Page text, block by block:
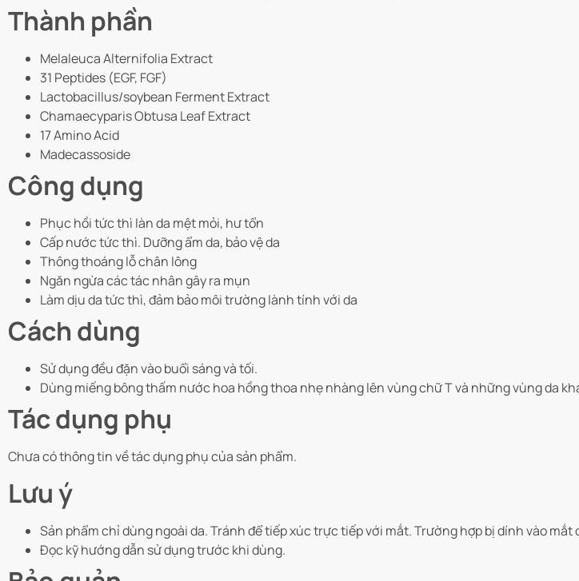
Thành phần
Melaleuca Alternifolia Extract
31 Peptides (EGF, FGF)
Lactobacillus/soybean Ferment Extract
Chamaecyparis Obtusa Leaf Extract
17 Amino Acid
Madecassoside
Công dụng
Phục hồi tức thì làn da mệt mỏi, hư tổn
Cấp nước tức thì. Dưỡng ẩm da, bảo vệ da
Thông thoáng lỗ chân lông
Ngăn ngừa các tác nhân gây ra mụn
Làm dịu da tức thì, đảm bảo môi trường lành tính với da
Cách dùng
Sử dụng đều đặn vào buổi sáng và tối.
Dùng miếng bông thấm nước hoa hồng thoa nhẹ nhàng lên vùng chữ T và những vùng da
Tác dụng phụ
Chưa có thông tin về tác dụng phụ của sản phẩm.
Lưu ý
Sản phẩm chỉ dùng ngoài da. Tránh để tiếp xúc trực tiếp với mắt. Trường hợp bị dính vào
Đọc kỹ hướng dẫn sử dụng trước khi dùng.